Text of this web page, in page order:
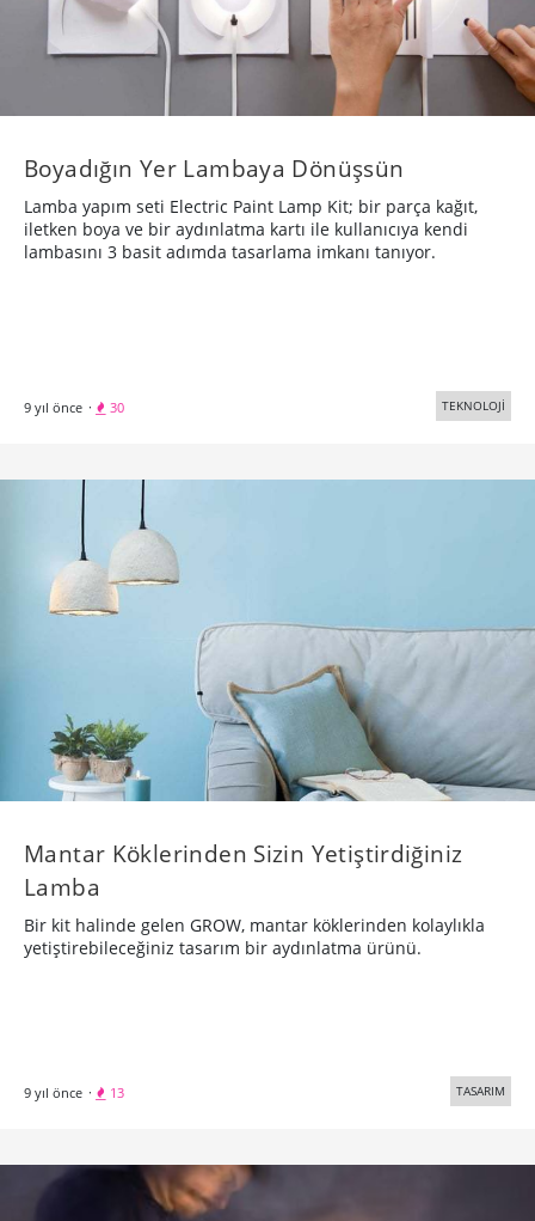
Boyadığın Yer Lambaya Dönüşsün
Lamba yapım seti Electric Paint Lamp Kit; bir parça kağıt,
iletken boya ve bir aydınlatma kartı ile kullanıcıya kendi
lambasını 3 basit adımda tasarlama imkanı tanıyor.
9 yıl önce · 30 TEKNOLOJİ
Mantar Köklerinden Sizin Yetiştirdiğiniz
Lamba
Bir kit halinde gelen GROW, mantar köklerinden kolaylıkla
yetiştirebileceğiniz tasarım bir aydınlatma ürünü.
9 yıl önce · 13 TASARIM